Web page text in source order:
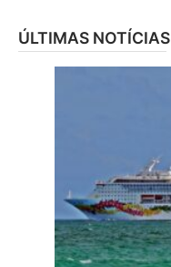
ÚLTIMAS NOTÍCIAS